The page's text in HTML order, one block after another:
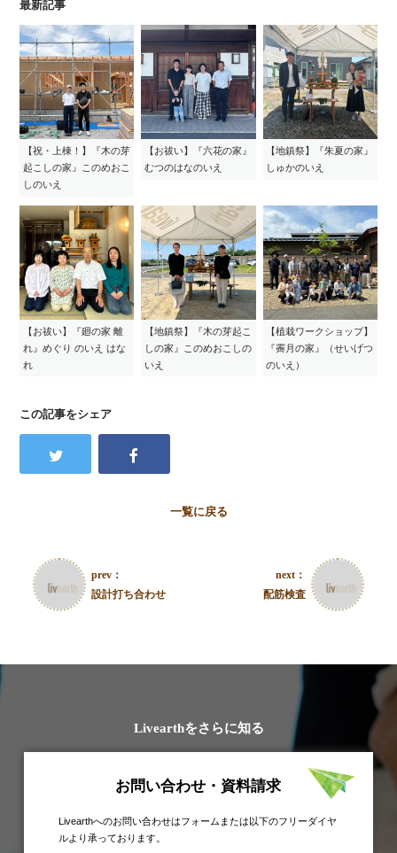
最新記事
【祝・上棟！】『木の芽
起こしの家』このめおこ
しのいえ
【お祓い】『六花の家』
むつのはなのいえ
【地鎮祭】『朱夏の家』
しゅかのいえ
【お祓い】『廻の家 離
れ』めぐり のいえ はな
れ
【地鎮祭】『木の芽起こ
しの家』このめおこしの
いえ
【植栽ワークショップ】
『霽月の家』（せいげつ
のいえ）
この記事をシェア
一覧に戻る
prev：
設計打ち合わせ
next：
配筋検査
Livearthをさらに知る
お問い合わせ・資料請求
Livearthへのお問い合わせはフォームまたは以下のフリーダイヤ
ルより承っております。